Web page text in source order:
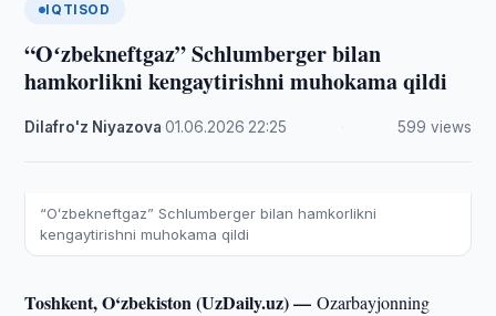
IQTISOD
“Oʻzbekneftgaz” Schlumberger bilan
hamkorlikni kengaytirishni muhokama qildi
Dilafro'z Niyazova ·01.06.2026 22:25 599 views
“Oʻzbekneftgaz” Schlumberger bilan hamkorlikni
kengaytirishni muhokama qildi
Toshkent, O‘zbekiston (UzDaily.uz) —Ozarbayjonning